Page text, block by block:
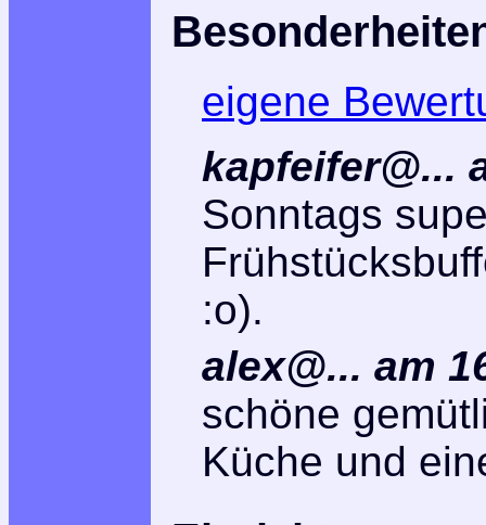
eigene
kapfeifer@...
Sonntags
:o).
alex@... am
schöne
Küche und